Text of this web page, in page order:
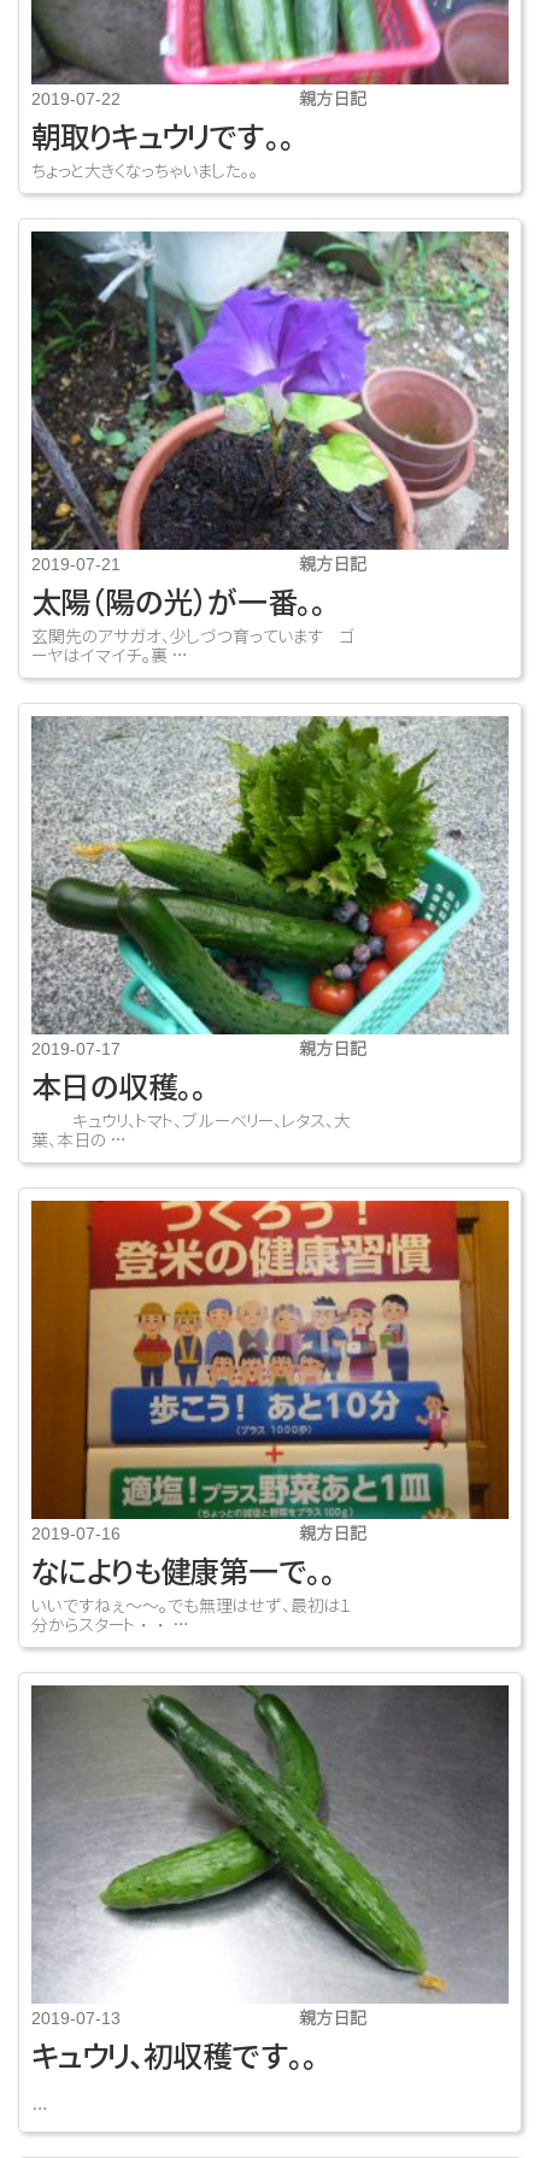
親方日記
2019-07-22
朝取りキュウリです。。
ちょっと大きくなっちゃいました。。
親方日記
2019-07-21
太陽（陽の光）が一番。。
玄関先のアサガオ、少しづつ育っています ゴ
ーヤはイマイチ。裏 …
親方日記
2019-07-17
本日の収穫。。
キュウリ、トマト、ブルーベリー、レタス、大
葉、本日の …
親方日記
2019-07-16
なによりも健康第一で。。
いいですねぇ～～。でも無理はせず、最初は１
分からスタート・・ …
親方日記
2019-07-13
キュウリ、初収穫です。。
…